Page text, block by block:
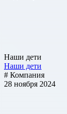
Наши дети
Наши дети
# Компания
28 ноября 2024